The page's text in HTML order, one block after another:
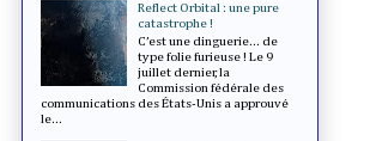
Reflect Orbital : une pure
catastrophe !
C’est une dinguerie... de
type folie furieuse ! Le 9
juillet dernier, la
Commission fédérale des
communications des États-Unis a approuvé
le...